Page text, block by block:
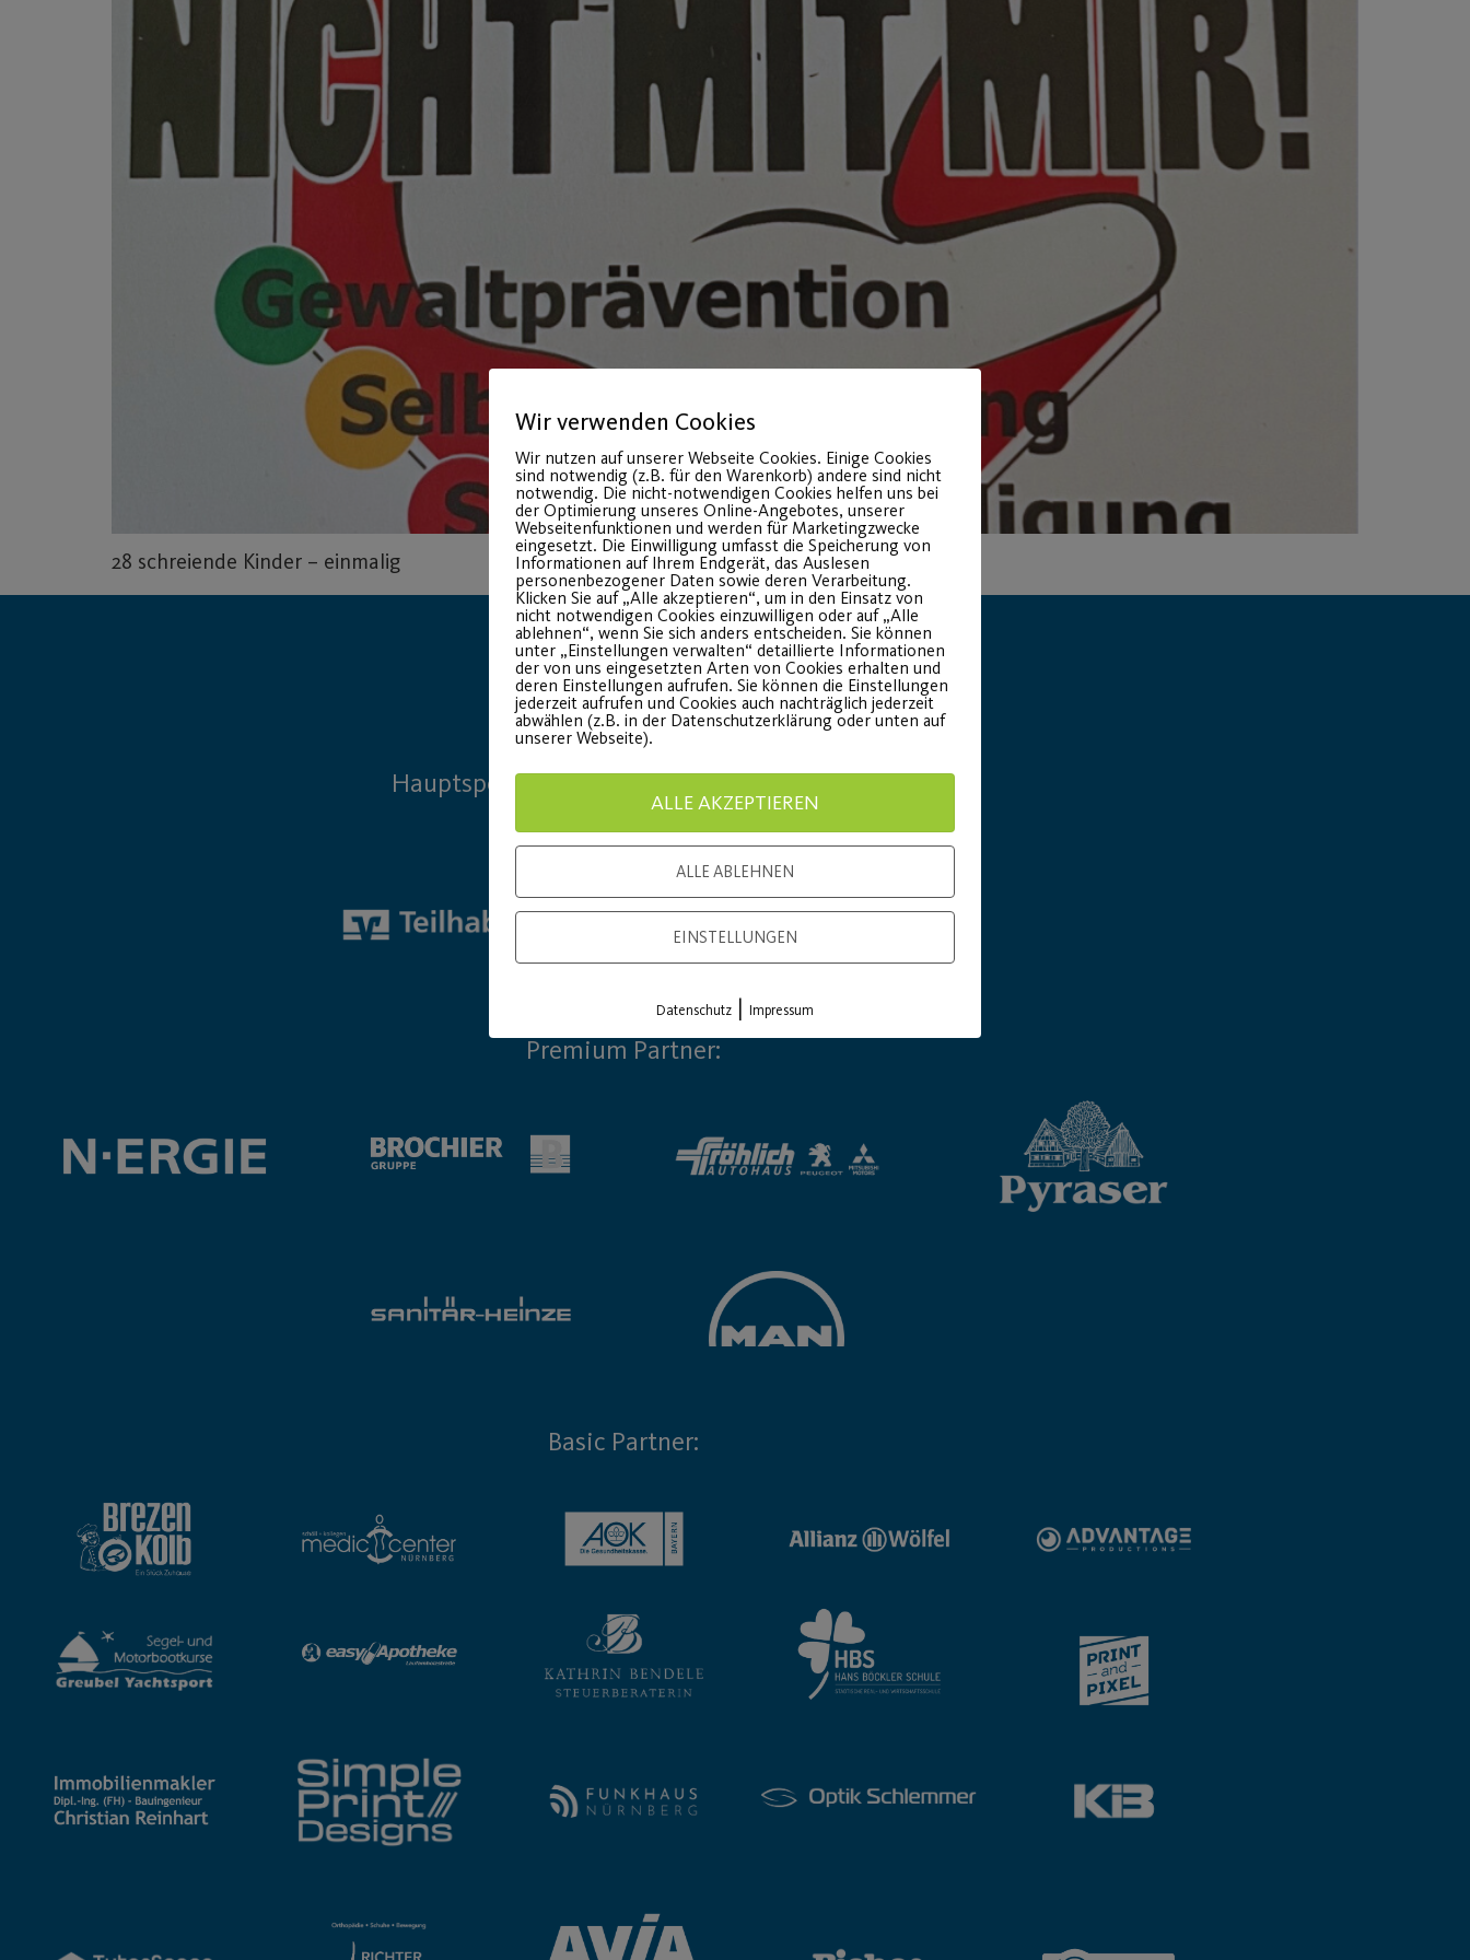
28 schreiende Kinder – einmalig
Hauptsponsor Generalausrüster
Premium Partner:
Basic Partner:
Wir verwenden Cookies
Wir nutzen auf unserer Webseite Cookies. Einige Cookies
sind notwendig (z.B. für den Warenkorb) andere sind nicht
notwendig. Die nicht-notwendigen Cookies helfen uns bei
der Optimierung unseres Online-Angebotes, unserer
Webseitenfunktionen und werden für Marketingzwecke
eingesetzt. Die Einwilligung umfasst die Speicherung von
Informationen auf Ihrem Endgerät, das Auslesen
personenbezogener Daten sowie deren Verarbeitung.
Klicken Sie auf „Alle akzeptieren“, um in den Einsatz von
nicht notwendigen Cookies einzuwilligen oder auf „Alle
ablehnen“, wenn Sie sich anders entscheiden. Sie können
unter „Einstellungen verwalten“ detaillierte Informationen
der von uns eingesetzten Arten von Cookies erhalten und
deren Einstellungen aufrufen. Sie können die Einstellungen
jederzeit aufrufen und Cookies auch nachträglich jederzeit
abwählen (z.B. in der Datenschutzerklärung oder unten auf
unserer Webseite).
ALLE AKZEPTIEREN
ALLE ABLEHNEN
EINSTELLUNGEN
Datenschutz | Impressum